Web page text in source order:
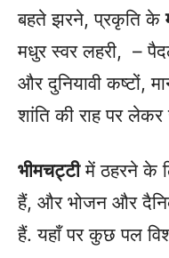
बहते झरने, प्रकृति के
मधुर स्वर लहरी, –
और दुनियावी कष्टों,
शांति की राह पर लेकर
भीमचट्टीमें ठहरने के
हैं, और भोजन और
हैं. यहाँ पर कुछ पल